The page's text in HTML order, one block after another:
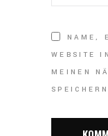
NAME,
WEBSITE
MEINEN